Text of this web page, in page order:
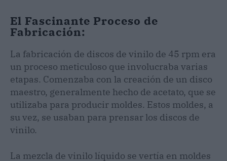
El Fascinante Proceso de
Fabricación:
La fabricación de discos de vinilo de 45 rpm era
un proceso meticuloso que involucraba varias
etapas. Comenzaba con la creación de un disco
maestro, generalmente hecho de acetato, que se
utilizaba para producir moldes. Estos moldes, a
su vez, se usaban para prensar los discos de
vinilo.
La mezcla de vinilo líquido se vertía en moldes